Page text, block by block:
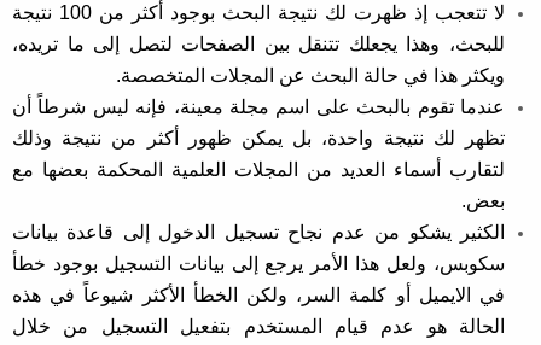
لا تتعجب إذ ظهرت لك نتيجة البحث بوجود أكثر من 100 نتيجة
للبحث، وهذا يجعلك تتنقل بين الصفحات لتصل إلى ما تريده،
ويكثر هذا في حالة البحث عن المجلات المتخصصة.
عندما تقوم بالبحث على اسم مجلة معينة، فإنه ليس شرطاً أن
تظهر لك نتيجة واحدة، بل يمكن ظهور أكثر من نتيجة وذلك
لتقارب أسماء العديد من المجلات العلمية المحكمة بعضها مع
بعض.
الكثير يشكو من عدم نجاح تسجيل الدخول إلى قاعدة بيانات
سكوبس، ولعل هذا الأمر يرجع إلى بيانات التسجيل بوجود خطأ
في الايميل أو كلمة السر، ولكن الخطأ الأكثر شيوعاً في هذه
الحالة هو عدم قيام المستخدم بتفعيل التسجيل من خلال